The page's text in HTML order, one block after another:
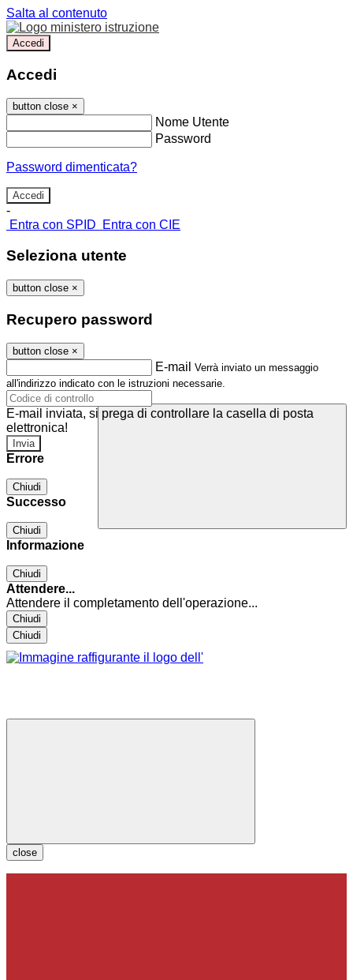
Salta al contenuto
Accedi
Accedi
button close ×
Nome Utente
Password
Password dimenticata?
-
Entra con SPID
Entra con CIE
Seleziona utente
button close ×
Recupero password
button close ×
E-mail Verrà inviato un messaggio
all'indirizzo indicato con le istruzioni necessarie.
E-mail inviata, si prega di controllare la casella di posta
elettronica!
Errore
Chiudi
Successo
Chiudi
Informazione
Chiudi
Attendere...
Attendere il completamento dell'operazione...
Chiudi
Chiudi
close